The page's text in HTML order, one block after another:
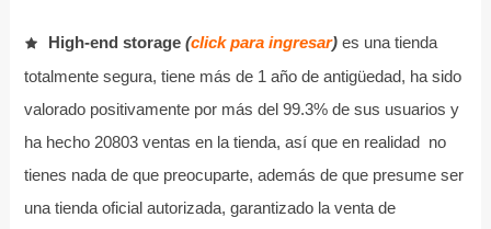
High-end storage (click para ingresar)es una tienda
totalmente segura, tiene más de 1 año de antigüedad, ha sido
valorado positivamente por más del 99.3% de sus usuarios y
ha hecho 20803 ventas en la tienda, así que en realidad no
tienes nada de que preocuparte, además de que presume ser
una tienda oficial autorizada, garantizado la venta de